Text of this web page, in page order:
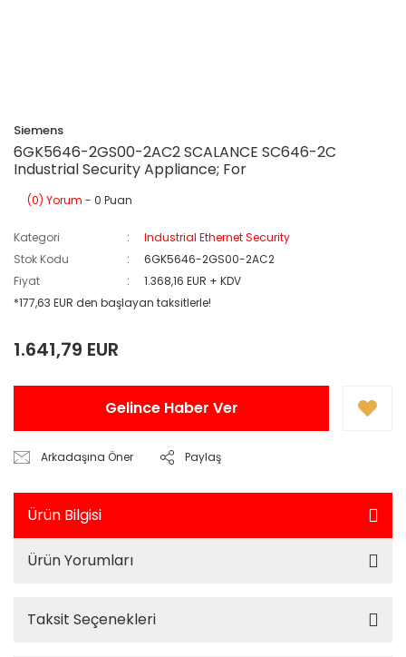
Siemens
6GK5646-2GS00-2AC2 SCALANCE SC646-2C
Industrial Security Appliance; For
(0) Yorum - 0 Puan
Kategori
Industrial Ethernet Security
Stok Kodu
6GK5646-2GS00-2AC2
Fiyat
1.368,16 EUR + KDV
*177,63 EUR den başlayan taksitlerle!
1.641,79 EUR
Gelince Haber Ver
Arkadaşına Öner Paylaş
Ürün Bilgisi
Ürün Yorumları
Taksit Seçenekleri